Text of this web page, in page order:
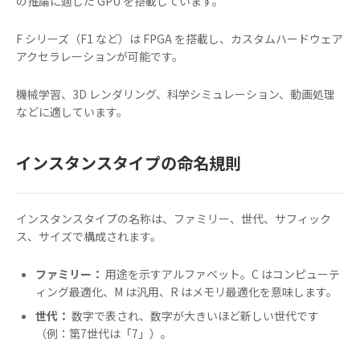
F シリーズ（F1 など）は FPGA を搭載し、カスタムハードウェア
アクセラレーションが可能です。
機械学習、3D レンダリング、科学シミュレーション、動画処理
などに適しています。
インスタンスタイプの命名規則
インスタンスタイプの名称は、ファミリー、世代、サフィック
ス、サイズで構成されます。
ファミリー： 用途を示すアルファベット。C はコンピューテ
ィング最適化、M は汎用、R はメモリ最適化を意味します。
世代： 数字で表され、数字が大きいほど新しい世代です
（例：第7世代は「7」）。